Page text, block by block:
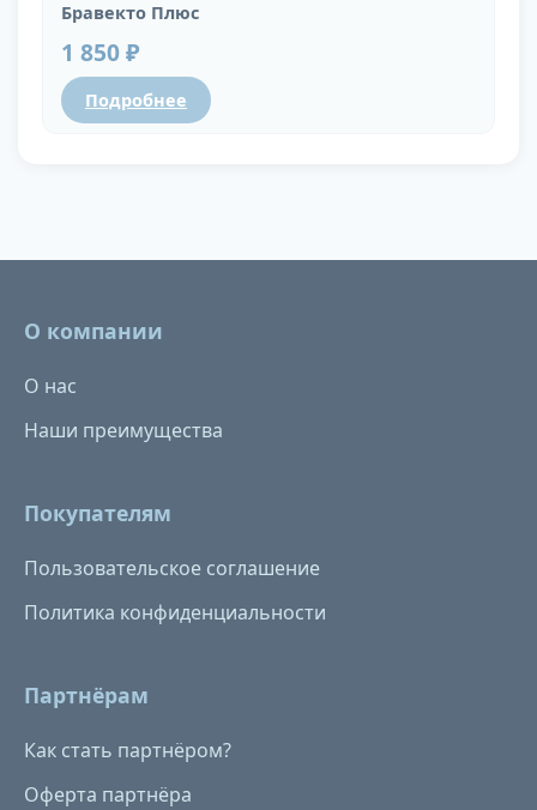
Бравекто Плюс
1 850 ₽
Подробнее
О компании
О нас
Наши преимущества
Покупателям
Пользовательское соглашение
Политика конфиденциальности
Партнёрам
Как стать партнёром?
Оферта партнёра